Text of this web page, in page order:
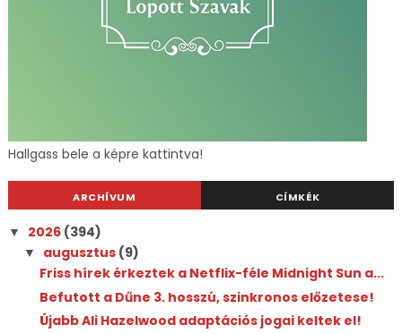
Hallgass bele a képre kattintva!
ARCHÍVUM CÍMKÉK
▼ 2026 (394)
▼ augusztus (9)
Friss hírek érkeztek a Netflix-féle Midnight Sun a...
Befutott a Dűne 3. hosszú, szinkronos előzetese!
Újabb Ali Hazelwood adaptációs jogai keltek el!